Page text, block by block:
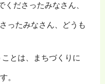
くださったみなさん、
ったみなさん、どうも
ことは、まちづくりに
。